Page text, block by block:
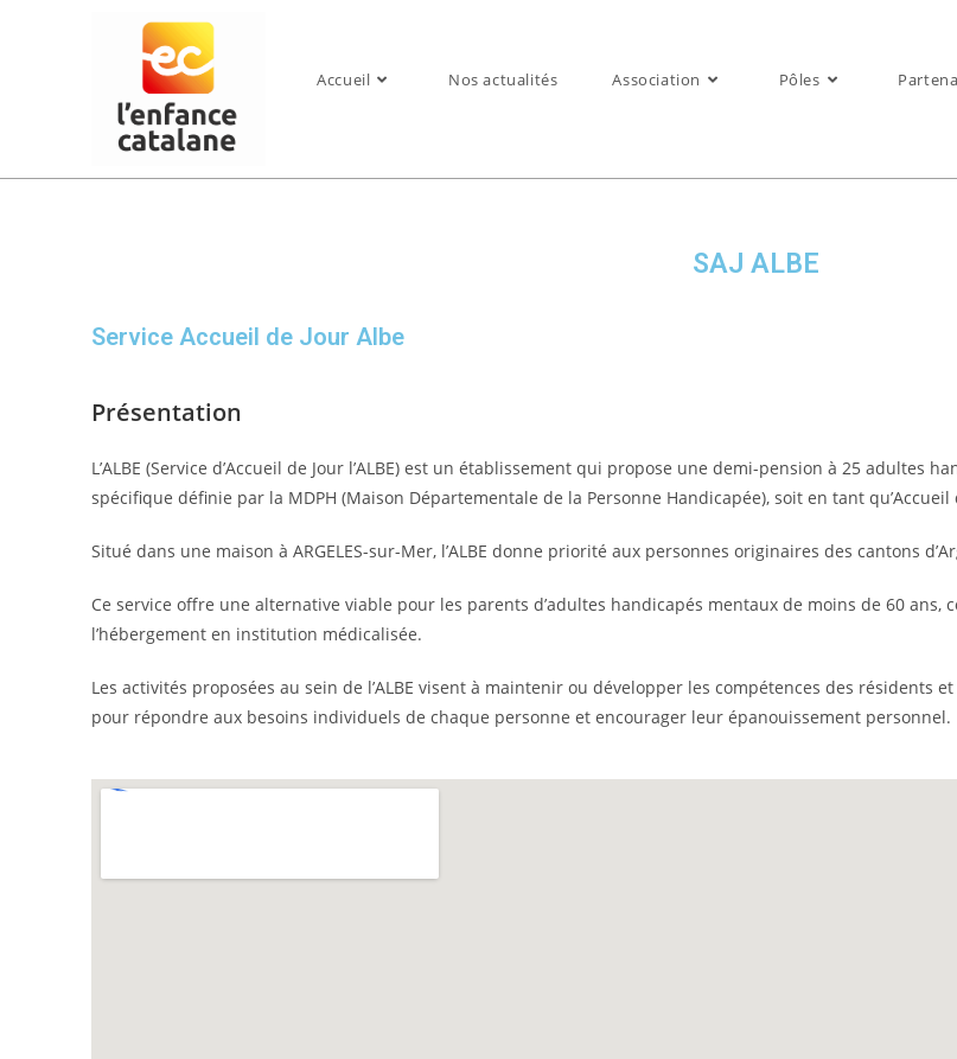
Accueil Nos actualités Association Pôles
SAJ ALBE
Service Accueil de Jour Albe
Présentation
L’ALBE (Service d’Accueil de Jour l’ALBE) est un établissement qui propose une demi-pension à 25 adultes
spécifique définie par la MDPH (Maison Départementale de la Personne Handicapée), soit en tant
Situé dans une maison à ARGELES-sur-Mer, l’ALBE donne priorité aux personnes originaires des cantons
Ce service offre une alternative viable pour les parents d’adultes handicapés mentaux de moins de 60
l’hébergement en institution médicalisée.
Les activités proposées au sein de l’ALBE visent à maintenir ou développer les compétences des résidents
pour répondre aux besoins individuels de chaque personne et encourager leur épanouissement personnel.